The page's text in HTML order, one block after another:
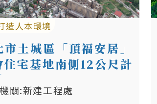
造人本環境
市土城區「頂福安居」
住宅基地南側12公尺計
路開闢（含雨水箱涵設
工程
關:新建工程處